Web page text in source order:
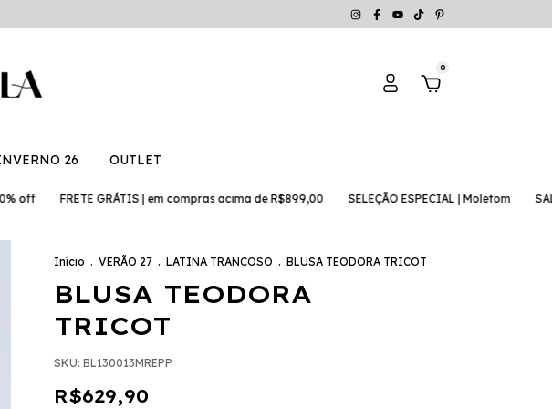
0
26 OUTLET
GRÁTIS | em compras acima de R$899,00 SELEÇÃO ESPECIAL | Moletom SALE | peças
Início . VERÃO 27 . LATINA TRANCOSO . BLUSA TEODORA TRICOT
BLUSA TEODORA
TRICOT
SKU: BL130013MREPP
R$629,90